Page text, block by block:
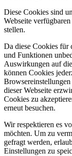
Diese Cookies sind
Webseite
stellen.
Da diese Cookies für
und Funktionen
Auswirkungen auf
können Cookies
dieser Webseite
Cookies zu
erneut besuchen.
Wir respektieren es
möchten. Um zu
gefragt werden,
Einstellungen zu